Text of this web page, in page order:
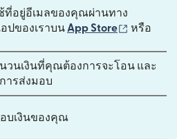
ที่อยู่อีเมลของคุณผ่านทาง
หน้าต่างใหม่)
ปของเราบน App Store (เปิดในห
หรือ
นวนเงินที่คุณต้องการจะโอน และ
ารส่งมอบ
บเงินของคุณ